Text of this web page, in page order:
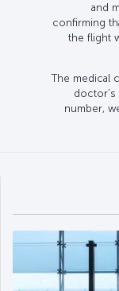
and
confirming
the flight
The medical
doctor’s
number,